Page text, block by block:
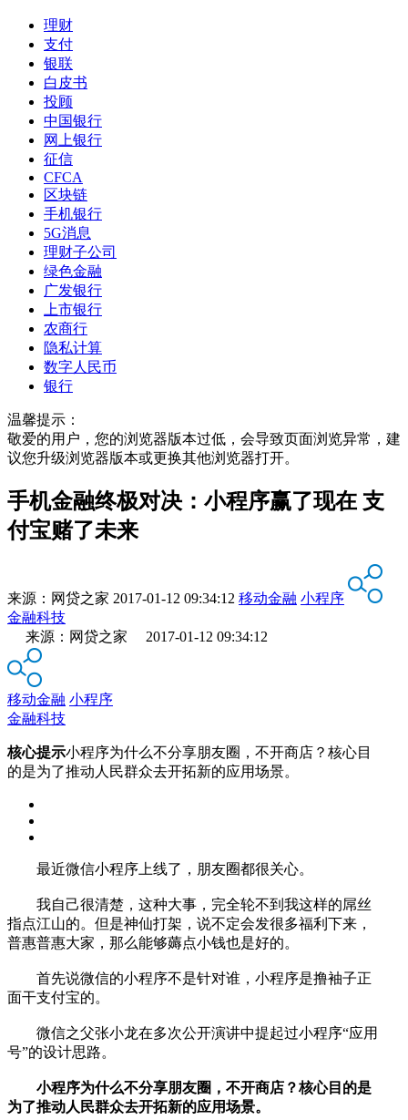
理财
支付
银联
白皮书
投顾
中国银行
网上银行
征信
CFCA
区块链
手机银行
5G消息
理财子公司
绿色金融
广发银行
上市银行
农商行
隐私计算
数字人民币
银行
温馨提示：
敬爱的用户，您的浏览器版本过低，会导致页面浏览异常，建
议您升级浏览器版本或更换其他浏览器打开。
手机金融终极对决：小程序赢了现在 支
付宝赌了未来
来源： 网贷之家 2017-01-12 09:34:12 移动金融 小程序
金融科技
来源：网贷之家 2017-01-12 09:34:12
移动金融 小程序
金融科技
核心提示小程序为什么不分享朋友圈，不开商店？核心目
的是为了推动人民群众去开拓新的应用场景。
最近微信小程序上线了，朋友圈都很关心。
我自己很清楚，这种大事，完全轮不到我这样的屌丝
指点江山的。但是神仙打架，说不定会发很多福利下来，
普惠普惠大家，那么能够薅点小钱也是好的。
首先说微信的小程序不是针对谁，小程序是撸袖子正
面干支付宝的。
微信之父张小龙在多次公开演讲中提起过小程序“应用
号”的设计思路。
小程序为什么不分享朋友圈，不开商店？核心目的是
为了推动人民群众去开拓新的应用场景。